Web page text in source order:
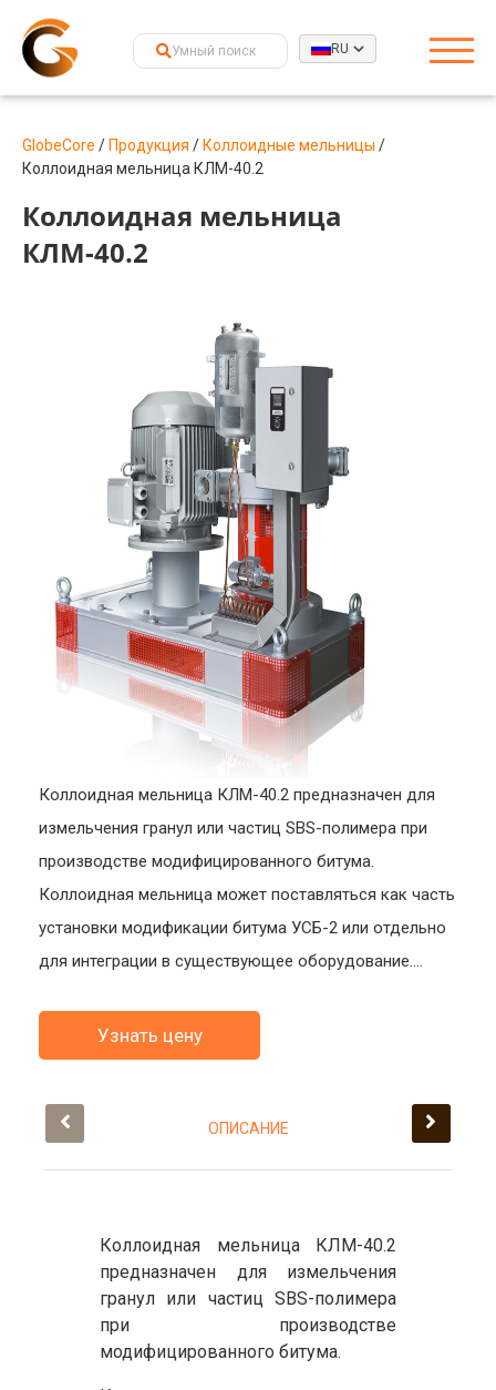
RU
GlobeCore / Продукция / Коллоидные мельницы /
Коллоидная мельница КЛМ-40.2
Коллоидная мельница
КЛМ-40.2
Коллоидная мельница КЛМ-40.2 предназначен для
измельчения гранул или частиц SBS-полимера при
производстве модифицированного битума.
Коллоидная мельница может поставляться как часть
установки модификации битума УСБ-2 или отдельно
для интеграции в существующее оборудование....
Узнать цену
ОПИСАНИЕ
Коллоидная мельница КЛМ-40.2
предназначен
для
измельчения
гранул или частиц SBS-полимера
при
производстве
модифицированного битума.